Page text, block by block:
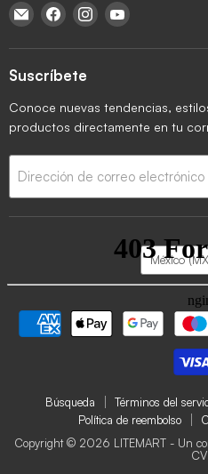
Encuéntrenos en Correo
Encuéntrenos en
Encuéntrenos en
Suscríbete
Conoce nuevas tendencias,
productos directamente en tu
Dirección de correo electrónico
Búsqueda Términos del
Política de reembolso
Copyright © 2026 LITEMART - Un
CV
País
México